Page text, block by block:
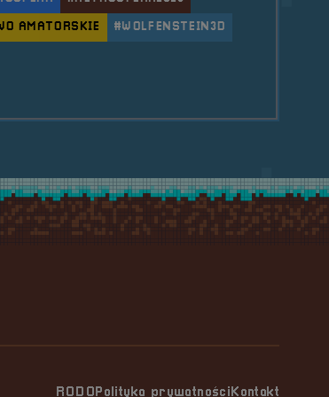
AMATORSKIE #WOLFENSTEIN3D
Crew &#8211; Rafał
RODO Polityka prywatności Kontakt